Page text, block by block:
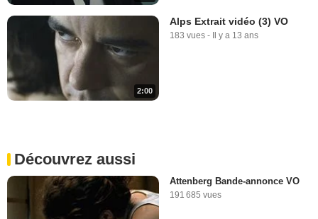
2:00
Alps Extrait vidéo (3) VO
183 vues - Il y a 13 ans
Découvrez aussi
Attenberg Bande-annonce VO
191 685 vues